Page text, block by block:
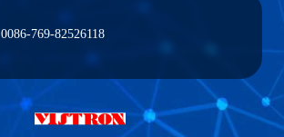
0086-769-82526118